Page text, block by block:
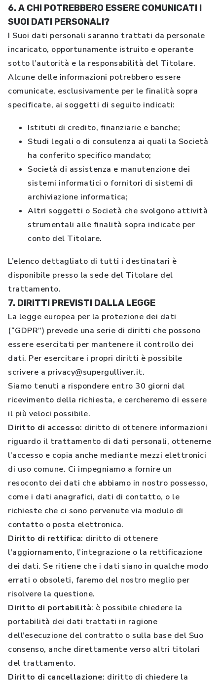
6. A CHI POTREBBERO ESSERE COMUNICATI I
SUOI DATI PERSONALI?
I Suoi dati personali saranno trattati da personale
incaricato, opportunamente istruito e operante
sotto l’autorità e la responsabilità del Titolare.
Alcune delle informazioni potrebbero essere
comunicate, esclusivamente per le finalità sopra
specificate, ai soggetti di seguito indicati:
Istituti di credito, finanziarie e banche;
Studi legali o di consulenza ai quali la Società
ha conferito specifico mandato;
Società di assistenza e manutenzione dei
sistemi informatici o fornitori di sistemi di
archiviazione informatica;
Altri soggetti o Società che svolgono attività
strumentali alle finalità sopra indicate per
conto del Titolare.
L’elenco dettagliato di tutti i destinatari è
disponibile presso la sede del Titolare del
trattamento.
7. DIRITTI PREVISTI DALLA LEGGE
La legge europea per la protezione dei dati
(“GDPR”) prevede una serie di diritti che possono
essere esercitati per mantenere il controllo dei
dati. Per esercitare i propri diritti è possibile
scrivere a privacy@supergulliver.it.
Siamo tenuti a rispondere entro 30 giorni dal
ricevimento della richiesta, e cercheremo di essere
il più veloci possibile.
Diritto di accesso: diritto di ottenere informazioni
riguardo il trattamento di dati personali, ottenerne
l’accesso e copia anche mediante mezzi elettronici
di uso comune. Ci impegniamo a fornire un
resoconto dei dati che abbiamo in nostro possesso,
come i dati anagrafici, dati di contatto, o le
richieste che ci sono pervenute via modulo di
contatto o posta elettronica.
Diritto di rettifica: diritto di ottenere
l'aggiornamento, l’integrazione o la rettificazione
dei dati. Se ritiene che i dati siano in qualche modo
errati o obsoleti, faremo del nostro meglio per
risolvere la questione.
Diritto di portabilità: è possibile chiedere la
portabilità dei dati trattati in ragione
dell’esecuzione del contratto o sulla base del Suo
consenso, anche direttamente verso altri titolari
del trattamento.
Diritto di cancellazione: diritto di chiedere la